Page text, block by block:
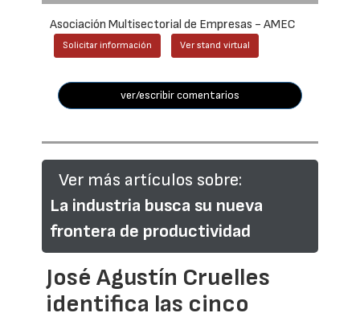
Asociación Multisectorial de Empresas - AMEC
Solicitar información Ver stand virtual
ver/escribir comentarios
Ver más artículos sobre:
La industria busca su nueva
frontera de productividad
José Agustín Cruelles
identifica las cinco